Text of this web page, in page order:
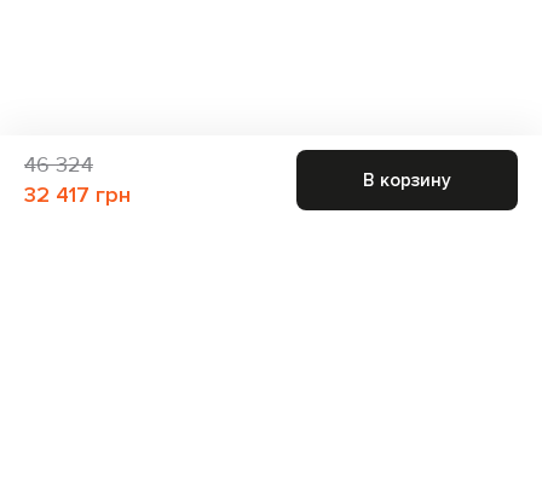
46 324
32 417 грн
В корзину